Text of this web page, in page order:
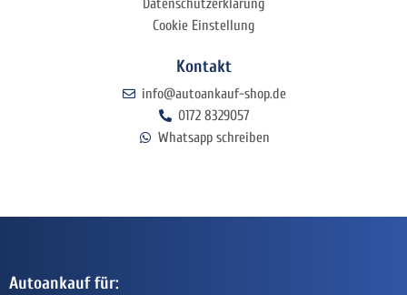
Datenschutzerklärung
Cookie Einstellung
Kontakt
info@autoankauf-shop.de
0172 8329057
Whatsapp schreiben
Autoankauf für: